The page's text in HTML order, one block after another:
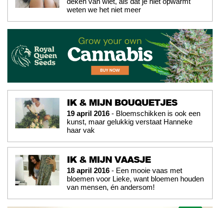
weten we het niet meer
IK & MIJN BOUQUETJES
19 april 2016 - Bloemschikken is ook een
kunst, maar gelukkig verstaat Hanneke
haar vak
IK & MIJN VAASJE
18 april 2016 - Een mooie vaas met
bloemen voor Lieke, want bloemen houden
van mensen, én andersom!